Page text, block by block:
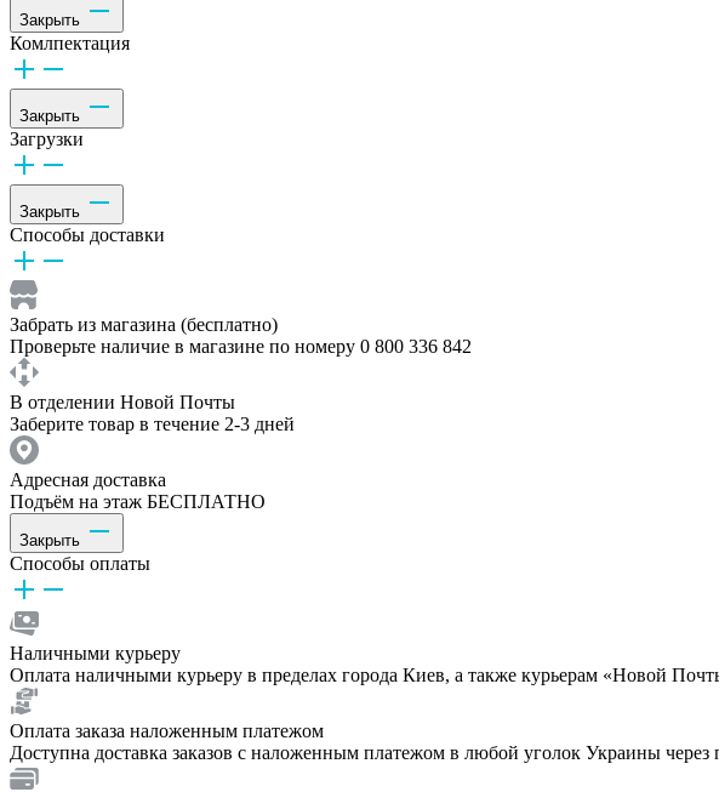
Закрыть
Комлпектация
Закрыть
Загрузки
Закрыть
Способы доставки
Забрать из магазина (бесплатно)
Проверьте наличие в магазине по номеру 0 800 336 842
В отделении Новой Почты
Заберите товар в течение 2-3 дней
Адресная доставка
Подъём на этаж БЕСПЛАТНО
Закрыть
Способы оплаты
Наличными курьеру
Оплата наличными курьеру в пределах города Киев, а также курьерам «Новой
Оплата заказа наложенным платежом
Доступна доставка заказов с наложенным платежом в любой уголок Украины